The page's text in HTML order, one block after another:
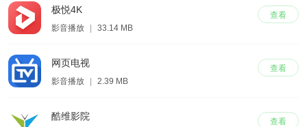
查看
极悦4K
影音播放 33.14 MB
查看
网页电视
影音播放 2.39 MB
查看
酷维影院